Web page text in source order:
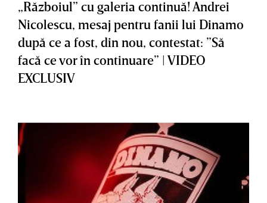
„Războiul” cu galeria continuă! Andrei
Nicolescu, mesaj pentru fanii lui Dinamo
după ce a fost, din nou, contestat: ”Să
facă ce vor în continuare” | VIDEO
EXCLUSIV